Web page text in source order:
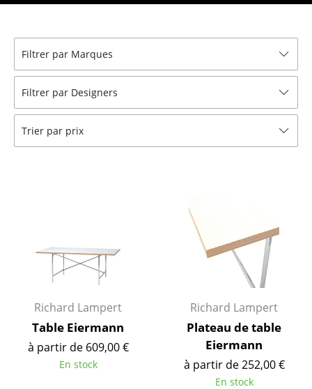
Étagères murales
Buffets & Commodes
Meubles TV
Caissons roulants et Meubles d’appoint
Meubles de bar
... voir tous les rangements
Suspensions & Plafonniers
Lampes de table
Filtrer par Marques
Filtrer par Designers
Trier par prix
Richard Lampert
Table Eiermann
à partir de 609,00 €
En stock
Richard Lampert
Plateau de table
Eiermann
à partir de 252,00 €
En stock